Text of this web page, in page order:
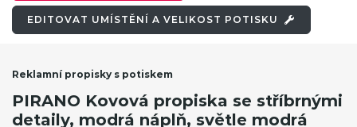
EDITOVAT UMÍSTĚNÍ A VELIKOST POTISKU
Reklamní propisky s potiskem
PIRANO Kovová propiska se stříbrnými
detaily, modrá náplň, světle modrá